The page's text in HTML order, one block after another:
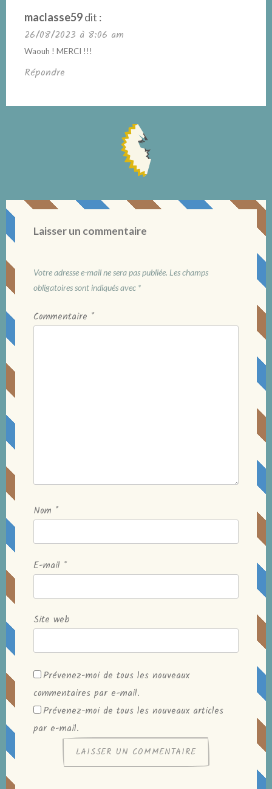
maclasse59dit :
26/08/2023 à 8:06 am
Waouh ! MERCI !!!
Répondre
Laisser un commentaire
Votre adresse e-mail ne sera pas publiée. Les champs
obligatoires sont indiqués avec *
Commentaire *
Nom *
E-mail *
Site web
Prévenez-moi de tous les nouveaux
commentaires par e-mail.
Prévenez-moi de tous les nouveaux articles
par e-mail.